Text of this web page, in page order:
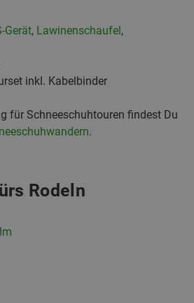
Gerät, Lawinenschaufel,
inkl. Kabelbinder
für Schneeschuhtouren findest Du
.
Rodeln